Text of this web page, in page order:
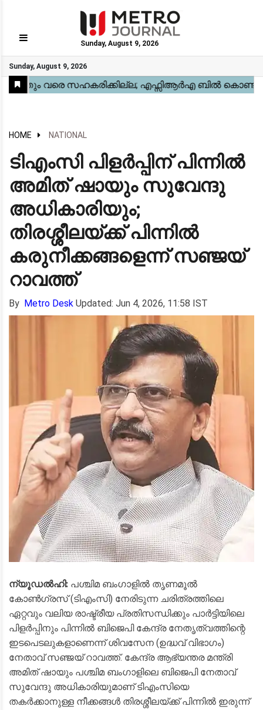
Sunday, August 9, 2026
Sunday, August 9, 2026
GO
Home
Kerala
National
Gulf
World
Sports
Movies
Health
Automobile
Travel
Education
Novel
Business
Technology
Webstory
HOME NATIONAL
ടിഎംസി പിളർപ്പിന് പിന്നിൽ
അമിത് ഷായും സുവേന്ദു
അധികാരിയും;
തിരശ്ശീലയ്ക്ക് പിന്നിൽ
കരുനീക്കങ്ങളെന്ന് സഞ്ജയ്
റാവത്ത്
By Metro Desk Updated: Jun 4, 2026, 11:58 IST
ന്യൂഡൽഹി: പശ്ചിമ ബംഗാളിൽ തൃണമൂൽ
കോൺഗ്രസ് (ടിഎംസി) നേരിടുന്ന ചരിത്രത്തിലെ
ഏറ്റവും വലിയ രാഷ്ട്രീയ പ്രതിസന്ധിക്കും പാർട്ടിയിലെ
പിളർപ്പിനും പിന്നിൽ ബിജെപി കേന്ദ്ര നേതൃത്വത്തിന്റെ
ഇടപെടലുകളാണെന്ന് ശിവസേന (ഉദ്ധവ് വിഭാഗം)
നേതാവ് സഞ്ജയ് റാവത്ത്. കേന്ദ്ര ആഭ്യന്തര മന്ത്രി
അമിത് ഷായും പശ്ചിമ ബംഗാളിലെ ബിജെപി നേതാവ്
സുവേന്ദു അധികാരിയുമാണ് ടിഎംസിയെ
തകർക്കാനുള്ള നീക്കങ്ങൾ തിരശ്ശീലയ്ക്ക് പിന്നിൽ ഇരുന്ന്